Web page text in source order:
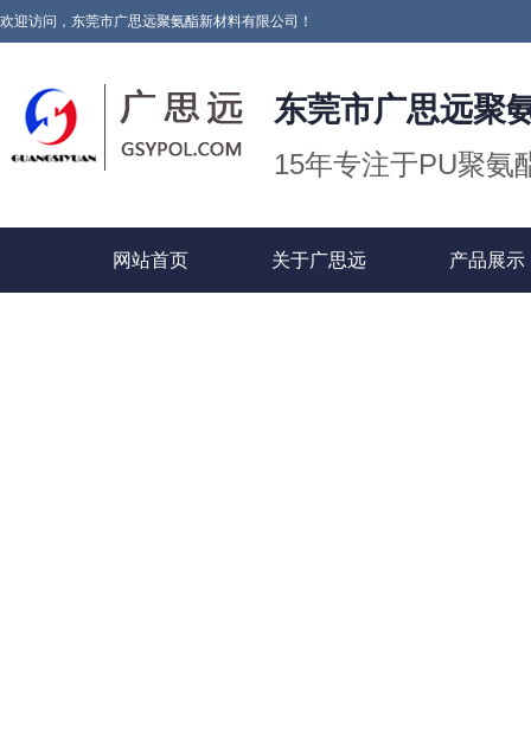
欢迎访问，东莞市广思远聚氨酯新材料有限公司！
东莞市广思远聚
15年专注于PU聚氨
网站首页 关于广思远 产品展示